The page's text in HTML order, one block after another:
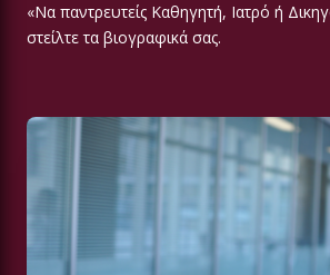
«Να παντρευτείς Καθηγητή, Ιατρό ή
στείλτε τα βιογραφικά σας.